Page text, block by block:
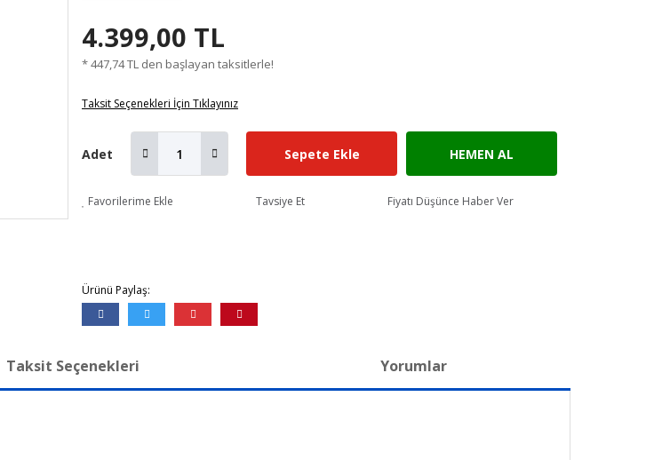
4.399,00 TL
* 447,74 TL den başlayan taksitlerle!
Taksit Seçenekleri İçin Tıklayınız
Adet Sepete Ekle HEMEN AL
Favorilerime Ekle Tavsiye Et Fiyatı Düşünce Haber Ver
Ürünü Paylaş:
Taksit Seçenekleri Yorumlar